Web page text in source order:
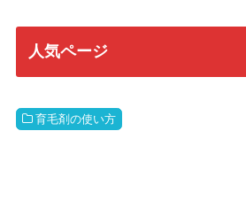
人気ページ
育毛剤の使い方